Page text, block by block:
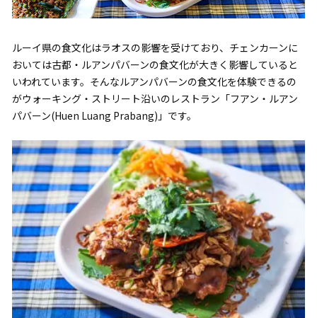
ルーイ県の食文化はラオスの影響を受けており、チェンカーンに
おいては古都・ルアンパバーンの食文化が大きく影響していると
いわれています。そんなルアンパバーンの食文化を体験できるの
がウォーキング・ストリート沿いのレストラン「フアン・ルアン
パバーン(Huen Luang Prabang)」です。